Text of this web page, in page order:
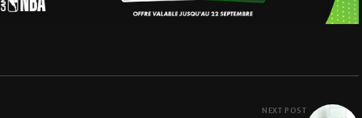
NEXT POST